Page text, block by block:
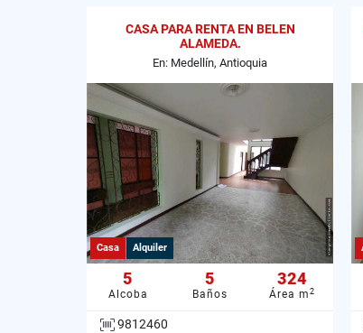
CASA PARA RENTA EN BELEN
ALAMEDA.
En: Medellín, Antioquia
Casa Alquiler
5
Alcoba
5
Baños
324
Área m 2
9812460